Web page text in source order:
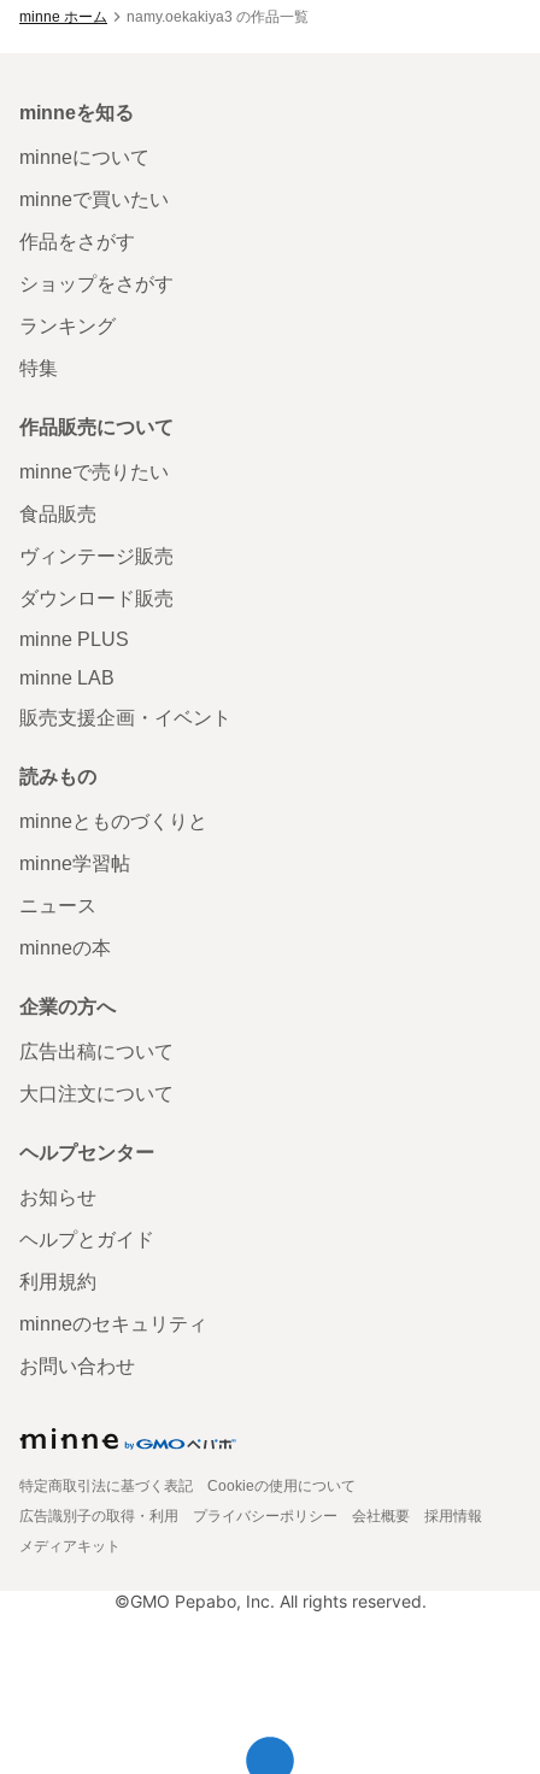
minne ホーム namy.oekakiya3 の作品一覧
minneを知る
minneについて
minneで買いたい
作品をさがす
ショップをさがす
ランキング
特集
作品販売について
minneで売りたい
食品販売
ヴィンテージ販売
ダウンロード販売
minne PLUS
minne LAB
販売支援企画・イベント
読みもの
minneとものづくりと
minne学習帖
ニュース
minneの本
企業の方へ
広告出稿について
大口注文について
ヘルプセンター
お知らせ
ヘルプとガイド
利用規約
minneのセキュリティ
お問い合わせ
特定商取引法に基づく表記
Cookieの使用について
広告識別子の取得・利用
プライバシーポリシー 会社概要
採用情報
メディアキット
©GMO Pepabo, Inc. All rights reserved.